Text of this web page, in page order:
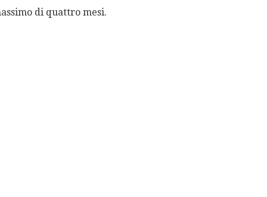
di quattro mesi.